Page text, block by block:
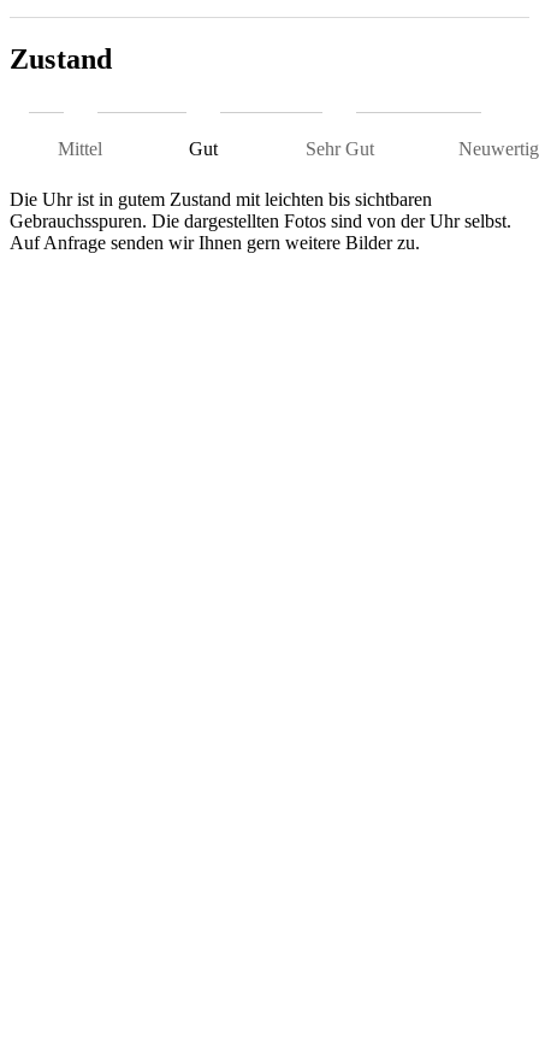
Zustand
Mittel Gut Sehr Gut Neuwertig
Die Uhr ist in gutem Zustand mit leichten bis sichtbaren
Gebrauchsspuren. Die dargestellten Fotos sind von der Uhr selbst.
Auf Anfrage senden wir Ihnen gern weitere Bilder zu.